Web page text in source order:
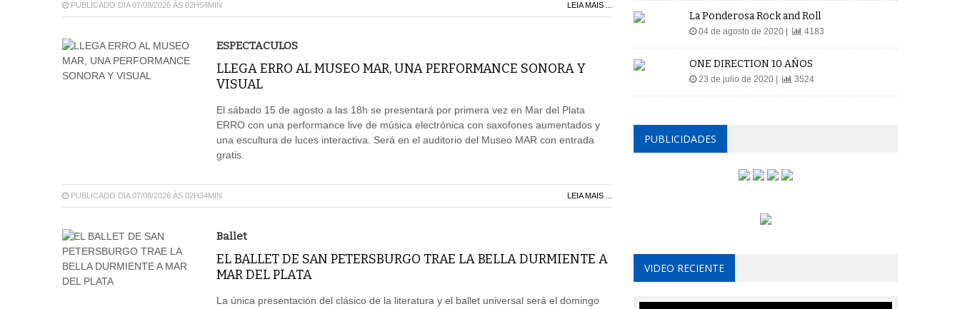
PUBLICADO DIA 07/08/2026 ÀS 02H54MIN LEIA MAIS ...
ESPECTACULOS
LLEGA ERRO AL MUSEO MAR, UNA PERFORMANCE SONORA Y
VISUAL
El sábado 15 de agosto a las 18h se presentará por primera vez en Mar del Plata
ERRO con una performance live de música electrónica con saxofones aumentados y
una escultura de luces interactiva. Será en el auditorio del Museo MAR con entrada
gratis.
PUBLICADO DIA 07/08/2026 ÀS 02H34MIN LEIA MAIS ...
Ballet
EL BALLET DE SAN PETERSBURGO TRAE LA BELLA DURMIENTE A
MAR DEL PLATA
La única presentación del clásico de la literatura y el ballet universal será el domingo
La Ponderosa Rock and Roll
04 de agosto de 2020 | 4183
ONE DIRECTION 10 AÑOS
23 de julio de 2020 | 3524
PUBLICIDADES
VIDEO RECIENTE